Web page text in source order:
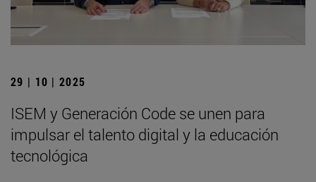
29 | 10 | 2025
ISEM y Generación Code se unen para
impulsar el talento digital y la educación
tecnológica